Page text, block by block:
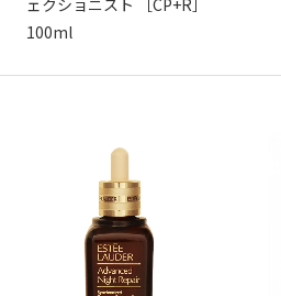
ェクショニスト ［CP+R］
100ml